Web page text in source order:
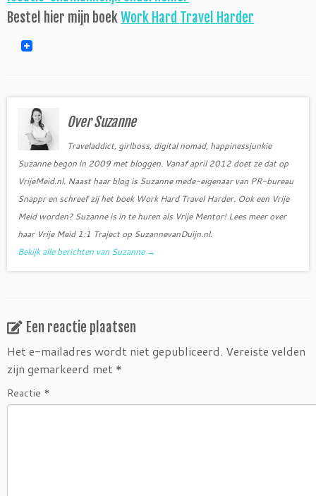
Bestel hier mijn boekWork Hard Travel Harder
Over Suzanne
Traveladdict, girlboss, digital nomad, happinessjunkie
Suzanne begon in 2009 met bloggen. Vanaf april 2012 doet ze dat op
VrijeMeid.nl. Naast haar blog is Suzanne mede-eigenaar van PR-bureau
Snappr en schreef zij het boek Work Hard Travel Harder. Ook een Vrije
Meid worden? Suzanne is in te huren als Vrije Mentor! Lees meer over
haar Vrije Meid 1:1 Traject op SuzannevanDuijn.nl.
Bekijk alle berichten van Suzanne →
Een reactie plaatsen
Het e-mailadres wordt niet gepubliceerd. Vereiste velden
zijn gemarkeerd met *
Reactie *